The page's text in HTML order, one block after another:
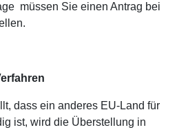
müssen Sie einen Antrag bei
dass ein anderes EU-Land für
ist, wird die Überstellung in